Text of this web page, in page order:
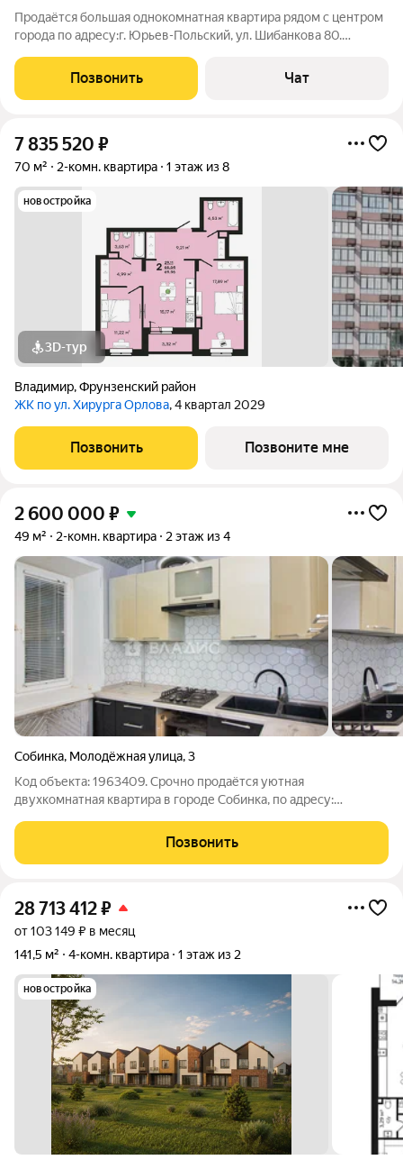
Продаётся большая однокомнатная квартира рядом с центром
города по адресу:г. Юрьев-Польский, ул. Шибанкова 80.
кирпичного дома. Общая площадь 45м. кв. Большая комната
22м. кв,с гардеробной,
Позвонить Чат
7 835 520 ₽
70 м² 2-комн. квартира 1 этаж из 8
новостройка
3D-тур
Владимир,Фрунзенский район
ЖК по ул. Хирурга Орлова, 4 квартал 2029
Позвонить Позвоните мне
2 600 000 ₽
49 м² 2-комн. квартира 2 этаж из 4
Собинка, Молодёжная улица,3
Код объекта: 1963409. Срочно продаётся уютная
двухкомнатная квартира в городе Собинка, по адресу:
отличается своей надёжностью и долговечностью. Квартира
расположена на втором этаже
Позвонить
28 713 412₽
от 103 149 ₽ в месяц
141,5 м²
4-комн. квартира 1 этаж из 2
новостройка